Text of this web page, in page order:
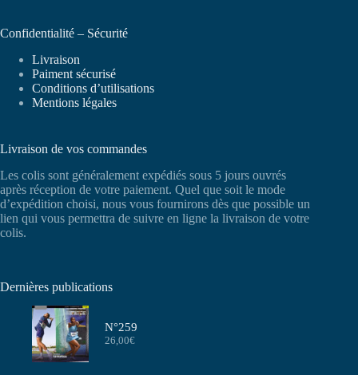
Confidentialité – Sécurité
Livraison
Paiment sécurisé
Conditions d’utilisations
Mentions légales
Livraison de vos commandes
Les colis sont généralement expédiés sous 5 jours ouvrés
après réception de votre paiement. Quel que soit le mode
d’expédition choisi, nous vous fournirons dès que possible un
lien qui vous permettra de suivre en ligne la livraison de votre
colis.
Dernières publications
N°259
26,00€